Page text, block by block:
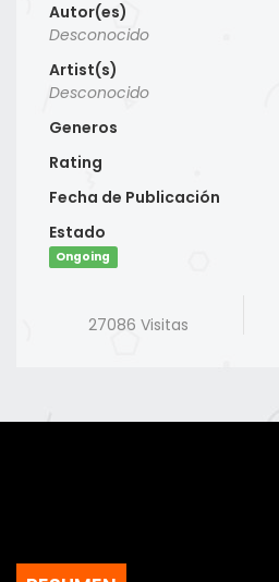
Autor(es)
Desconocido
Artist(s)
Desconocido
Generos
Rating
Fecha de Publicación
Estado
Ongoing
27086 Visitas